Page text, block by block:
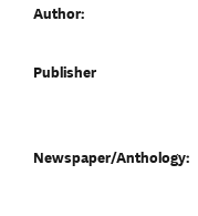
Author:
Publisher
Newspaper/Anthology: